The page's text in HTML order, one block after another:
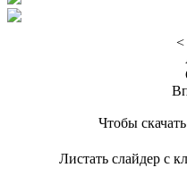
<
Чтобы
Листать слайдер с